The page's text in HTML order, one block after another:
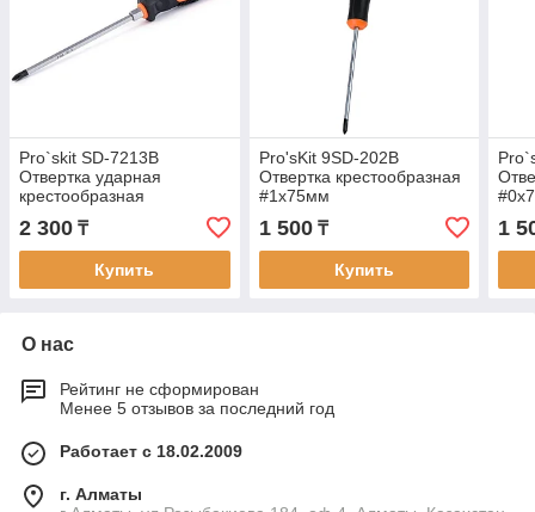
Pro`skit SD-7213B
Отвертка ударная
крестообразная
2 300 ₸
Купить
Pro'sKit 9SD-202B
Отвертка крестообразная
#1х75мм
1 500₸
Купить
1
О нас
Рейтинг не сформирован
Менее 5 отзывов за последний год
Работает с 18.02.2009
г. Алматы